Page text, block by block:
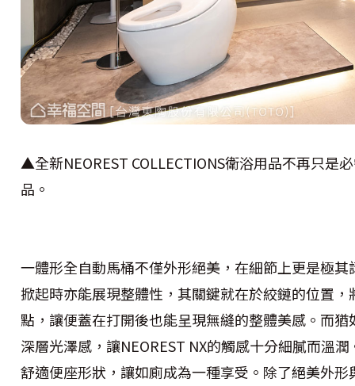
▲全新NEOREST COLLECTIONS衛浴用品不再只是
品。
一體形全自動馬桶不僅外形絕美，在細節上更是極
掀起時亦能展現整體性，其關鍵就在於絞鏈的位置
點，讓便蓋在打開後也能呈現無縫的整體美感。而
深層光澤感，讓NEOREST NX的觸感十分細膩而溫
舒適便座形狀，讓如廁成為一種享受。除了絕美外